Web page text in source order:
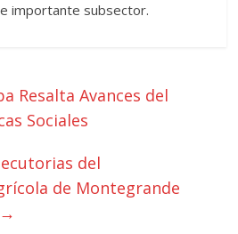
importante subsector.
Resalta Avances del
Sociales
del
de Montegrande
→